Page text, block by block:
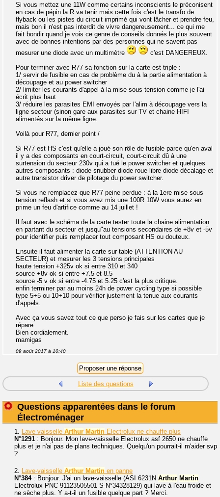
Si vous mettez une 11W comme certains inconscients le préconisent
en cas de pépin la R va tenir mais cette fois c'est le transfo de
flyback ou les pistes du circuit imprimé qui vont lâcher et prendre feu,
mais bon il n'est pas interdit de vivre dangereusement... ce qui me
fait bondir quand je vois ce genre de conseils donnés le plus souvent
avec de bonnes intentions par des personnes qui ne savent pas
mesurer une diode avec un multimètre
c'est DANGEREUX.
Pour terminer avec R77 sa fonction sur la carte est triple :
1/ servir de fusible en cas de problème du à la partie alimentation à
découpage et au power switcher
2/ limiter les courants d'appel à la mise sous tension comme je l'ai
écrit plus haut
3/ réduire les parasites EMI envoyés par l'alim à découpage vers la
ligne secteur (sinon gare aux parasites sur TV et chaine HIFI
alimentés sur la même ligne.
Voilà pour R77, dernier point /
Si R77 est HS c'est qu'elle a joué son rôle de fusible parce qu'en aval
il y a des composants en court-circuit, court-circuit dû à une
surtension du secteur 230v qui a tué le power switcher et quelques
autres composants : diode snubber diode roue libre diode décalage et
autre transistor driver de pilotage du power switcher.
Si vous ne remplacez que R77 peine perdue : à la 1ere mise sous
tension reflash et si vous avez mis une 100R 10W vous aurez en
prime un feu d'artifice comme au 14 juillet !
Il faut avec le schéma de la carte tester toute la chaine alimentation
en partant du secteur et jusqu"au tensions secondaires de +8v et -5v
pour identifier puis remplacer tout composant HS ou douteux.
Ensuite il faut alimenter la carte sur table (ATTENTION AU
SECTEUR) et mesurer les 3 tensions principales
haute tension +325v ok si entre 310 et 340
source +8v ok si entre +7.5 et 8.5
source -5 v ok si entre -4.75 et 5.25 c'est la plus critique.
enfin terminer par au moins 24h de power cycling type si possible
type 5+5 ou 10+10 pour vérifier justement la tenue aux courants
d'appels.
Avec ça vous savez tout ce que perso je fais sur les cartes que je
répare.
Bien cordialement.
mamigas
09 août 2017 à 10:40
Liste des questions
Questions apparentées dans le forum
Électroménager
1. Lave vaisselle Arthur Martin Electrolux ne chauffe plus
N°1291 : Bonjour. Mon lave-vaisselle Electrolux asf 2650 ne chauffe
plus et je n'ai pas de plans techniques. Quelqu'un pourrait-il m'aider svp
?
2. Lave-vaisselle Arthur Martin en panne
N°384: Bonjour. J'ai un lave-vaisselle (ASI 6231N Arthur Martin
Electrolux PNC 91123505501 S-N°34328129) qui lave à l'eau froide et
ne sèche plus. Y a-t-il un fusible quelque part ? Merci.